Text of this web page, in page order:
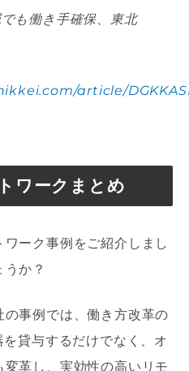
も働き手確保、東北
article/
ワークまとめ
ーク事例をご紹介しまし
か？
事例では、働き方改革の
貸与するだけでなく、オ
革し、実効性の高いリモ